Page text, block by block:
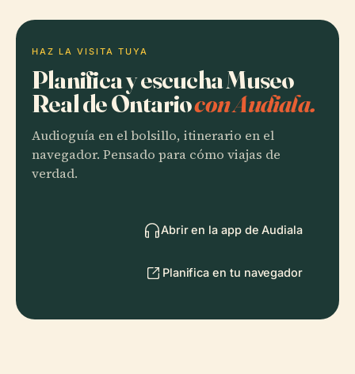
HAZ LA VISITA TUYA
Planifica y escucha Museo
Real de Ontariocon Audiala.
Audioguía en el bolsillo, itinerario en el
navegador. Pensado para cómo viajas de
verdad.
Abrir en la app de Audiala
Planifica en tu navegador